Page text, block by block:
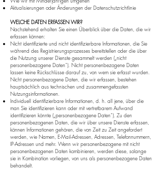
Aktualisierungen oder Änderungen der Datenschutzrichtlinie
WELCHE DATEN ERFASSEN WIR?
Nachstehend erhalten Sie einen Überblick über die Daten, die wir
erfassen können:
Nicht identifizierte und nicht identifizierbare Informationen, die Sie
während des Registrierungsprozesses bereitstellen oder die über
die Nutzung unserer Dienste gesammelt werden („nicht
personenbezogene Daten“). Nicht personenbezogene Daten
lassen keine Rückschlüsse darauf zu, von wem sie erfasst wurden.
Nicht personenbezogene Daten, die wir erfassen, bestehen
hauptsächlich aus technischen und zusammengefassten
Nutzungsinformationen.
Individuell identifizierbare Informationen, d. h. all jene, über die
man Sie identifizieren kann oder mit vertretbarem Aufwand
identifizieren könnte („personenbezogene Daten“). Zu den
personenbezogenen Daten, die wir über unsere Dienste erfassen,
können Informationen gehören, die von Zeit zu Zeit angefordert
werden, wie Namen, E-Mail-Adressen, Adressen, Telefonnummern,
IP-Adressen und mehr. Wenn wir personenbezogene mit nicht
personenbezogenen Daten kombinieren, werden diese, solange
sie in Kombination vorliegen, von uns als personenbezogene Daten
behandelt.